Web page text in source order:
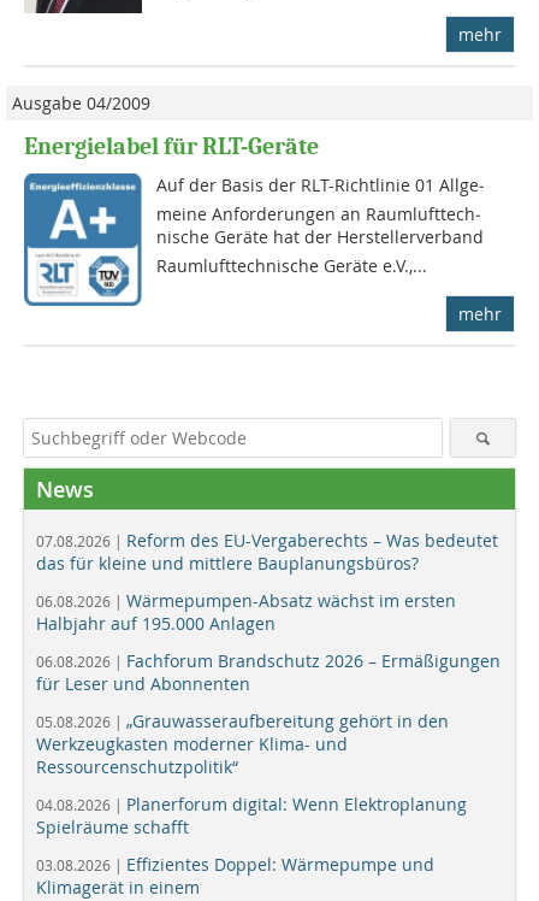
mehr
Ausgabe 04/2009
Energielabel für RLT-Geräte
Auf der Basis der RLT-Richtlinie 01 All­ge­
meine Anforderungen an Raum­luft­tech­
nische Gerä­te hat der Her­stellerverband
Raum­luft­tech­nische Geräte e.V.,...
mehr
News
07.08.2026 | Reform des EU-Vergaberechts – Was bedeutet
das für kleine und mittlere Bauplanungsbüros?
06.08.2026 | Wärmepumpen-Absatz wächst im ersten
Halbjahr auf 195.000 Anlagen
06.08.2026 | Fachforum Brandschutz 2026 – Ermäßigungen
für Leser und Abonnenten
05.08.2026 | „Grauwasseraufbereitung gehört in den
Werkzeugkasten moderner Klima- und
Ressourcenschutzpolitik“
04.08.2026 | Planerforum digital: Wenn Elektroplanung
Spielräume schafft
03.08.2026 | Effizientes Doppel: Wärmepumpe und
Klimagerät in einem